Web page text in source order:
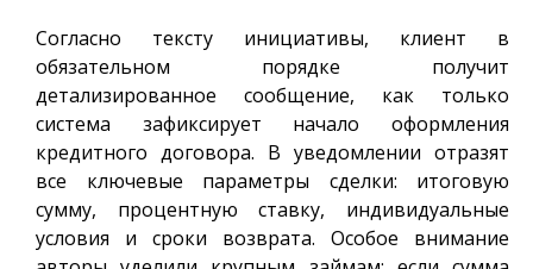
Согласно тексту инициативы, клиент в
обязательном порядке получит
детализированное сообщение, как только
система зафиксирует начало оформления
кредитного договора. В уведомлении отразят
все ключевые параметры сделки: итоговую
сумму, процентную ставку, индивидуальные
условия и сроки возврата. Особое внимание